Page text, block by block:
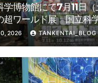
学博物館にて7月11日
超ワールド展 国立科
ンが来た！』を開催
・博物館 混雑情報他
2026 TANKENTAI_BLOG